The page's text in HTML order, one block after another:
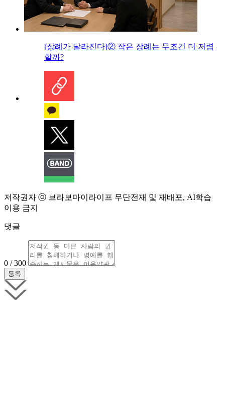
[장례가 달라진다]② 작은 장례는 무조건 더 저렴
할까?
저작권자 ⓒ 브라보마이라이프 무단전재 및 재배포, AI학습
이용 금지
댓글
0 / 300